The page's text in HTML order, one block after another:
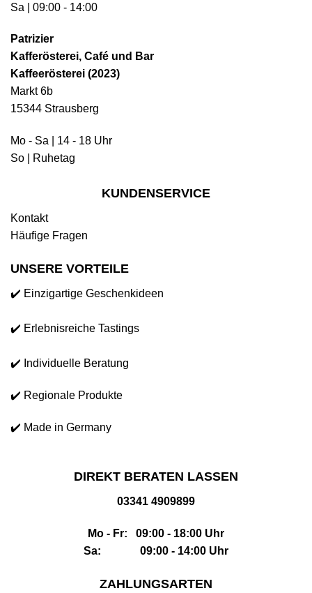
Sa | 09:00 - 14:00
Patrizier
Kafferösterei, Café und Bar
Kaffeerösterei (2023)
Markt 6b
15344 Strausberg
Mo - Sa | 14 - 18 Uhr
So | Ruhetag
KUNDENSERVICE
Kontakt
Häufige Fragen
UNSERE VORTEILE
✔️ Einzigartige Geschenkideen
✔️ Erlebnisreiche Tastings
✔️ Individuelle Beratung
✔️ Regionale Produkte
✔️ Made in Germany
DIREKT BERATEN LASSEN
03341 4909899
Mo - Fr: 09:00 - 18:00 Uhr
Sa: 09:00 - 14:00 Uhr
ZAHLUNGSARTEN